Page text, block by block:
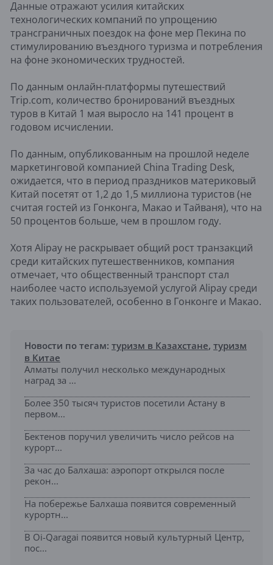
Данные отражают усилия китайских
технологических компаний по упрощению
трансграничных поездок на фоне мер Пекина по
стимулированию въездного туризма и потребления
на фоне экономических трудностей.
По данным онлайн-платформы путешествий
Trip.com, количество бронирований въездных
туров в Китай 1 мая выросло на 141 процент в
годовом исчислении.
По данным, опубликованным на прошлой неделе
маркетинговой компанией China Trading Desk,
ожидается, что в период праздников материковый
Китай посетят от 1,2 до 1,5 миллиона туристов (не
считая гостей из Гонконга, Макао и Тайваня), что на
50 процентов больше, чем в прошлом году.
Хотя Alipay не раскрывает общий рост транзакций
среди китайских путешественников, компания
отмечает, что общественный транспорт стал
наиболее часто используемой услугой Alipay среди
таких пользователей, особенно в Гонконге и Макао.
Новости по тегам: туризм в Казахстане, туризм
в Китае
Алматы получил несколько международных
наград за ...
Более 350 тысяч туристов посетили Астану в
первом...
Бектенов поручил увеличить число рейсов на
курорт...
За час до Балхаша: аэропорт открылся после
рекон...
На побережье Балхаша появится современный
курортн...
В Oi-Qaragai появится новый культурный Центр,
пос...